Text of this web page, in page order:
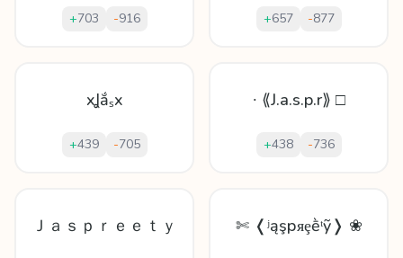
+703 -916 +657 -877
xꞲắₛx
+439 -705
∙ ⟪J.a.s.p.r⟫ □
+438 -736
Ｊａｓｐｒｅｅｔｙ ✄ ❬ʲąşрᴙȩḕᵗỹ❭ ❀